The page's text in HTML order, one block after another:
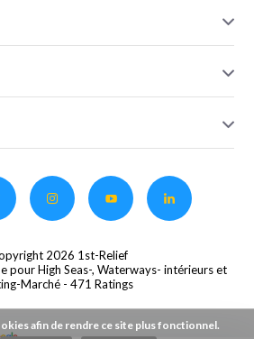
2026 1st-Relief
pour High Seas-, Waterways- intérieurs et
Marché - 471 Ratings
afin de rendre ce site plus fonctionnel.